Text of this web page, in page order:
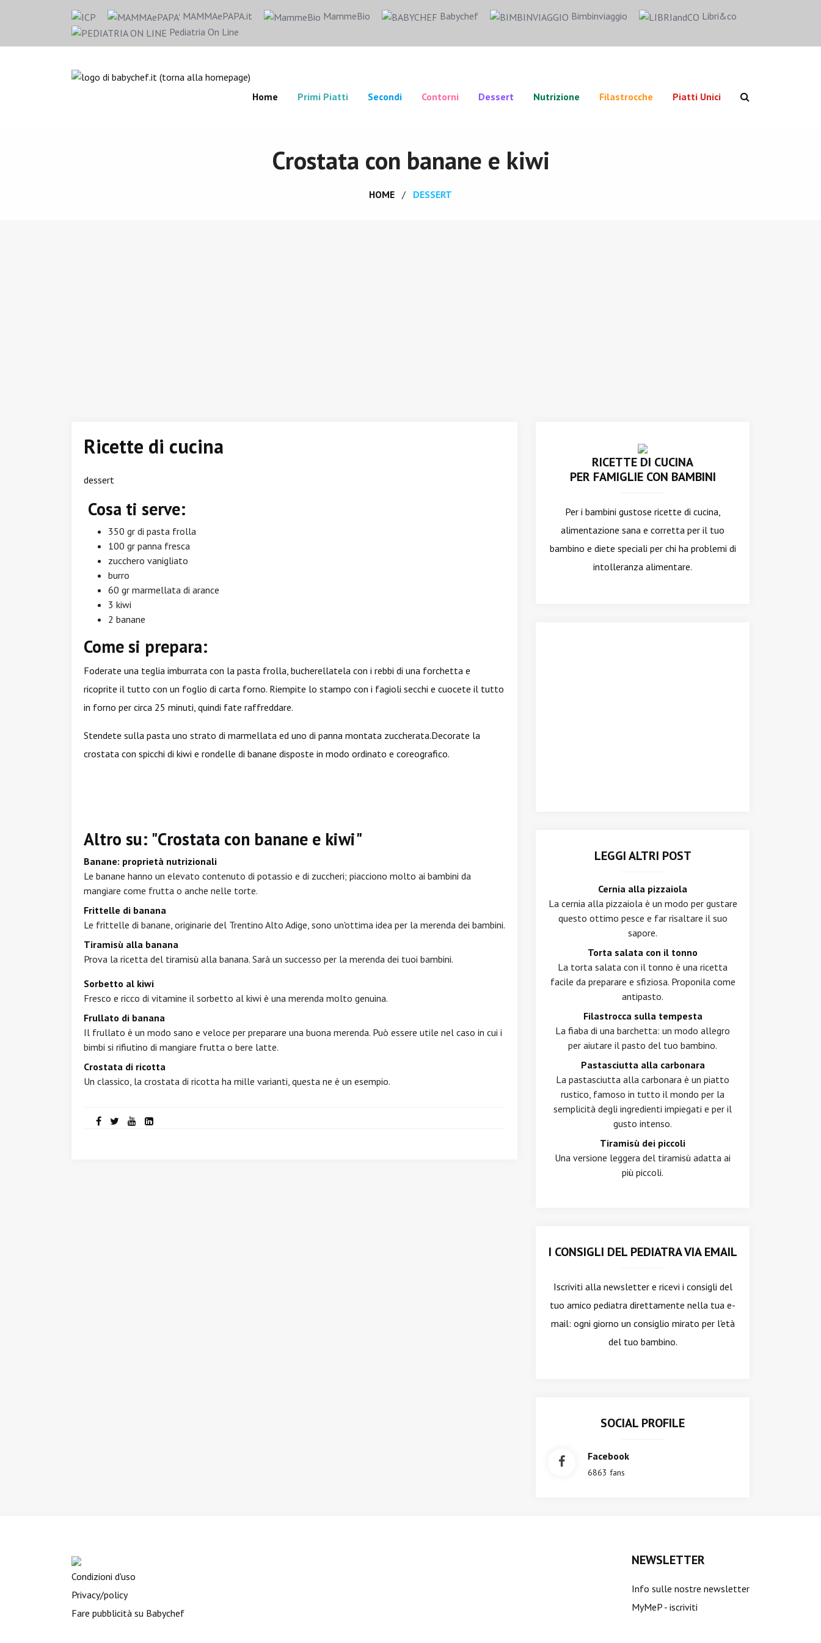
MAMMAePAPA.it MammeBio Babychef Bimbinviaggio
Libri&co
Pediatria On Line
Home Primi Piatti Secondi Contorni Dessert Nutrizione Filastrocche Piatti Unici
Crostata con banane e kiwi
HOME DESSERT
Ricette di cucina
dessert
Cosa ti serve:
350 gr di pasta frolla
100 gr panna fresca
zucchero vanigliato
burro
60 gr marmellata di arance
3 kiwi
2 banane
Come si prepara:
Foderate una teglia imburrata con la pasta frolla, bucherellatela con i rebbi di una forchetta e
ricoprite il tutto con un foglio di carta forno. Riempite lo stampo con i fagioli secchi e cuocete il tutto
in forno per circa 25 minuti, quindi fate raffreddare.
Stendete sulla pasta uno strato di marmellata ed uno di panna montata zuccherata.Decorate la
crostata con spicchi di kiwi e rondelle di banane disposte in modo ordinato e coreografico.
Altro su: "Crostata con banane e kiwi"
Banane: proprietà nutrizionali
Le banane hanno un elevato contenuto di potassio e di zuccheri; piacciono molto ai bambini da
mangiare come frutta o anche nelle torte.
Frittelle di banana
Le frittelle di banane, originarie del Trentino Alto Adige, sono un'ottima idea per la merenda dei bambini.
Tiramisù alla banana
Prova la ricetta del tiramisù alla banana. Sarà un successo per la merenda dei tuoi bambini.
Sorbetto al kiwi
Fresco e ricco di vitamine il sorbetto al kiwi è una merenda molto genuina.
Frullato di banana
Il frullato è un modo sano e veloce per preparare una buona merenda. Può essere utile nel caso in cui i
bimbi si rifiutino di mangiare frutta o bere latte.
Crostata di ricotta
Un classico, la crostata di ricotta ha mille varianti, questa ne è un esempio.
RICETTE DI CUCINA
PER FAMIGLIE CON BAMBINI
Per i bambini gustose ricette di cucina,
alimentazione sana e corretta per il tuo
bambino e diete speciali per chi ha problemi di
intolleranza alimentare.
LEGGI ALTRI POST
Cernia alla pizzaiola
La cernia alla pizzaiola è un modo per gustare
questo ottimo pesce e far risaltare il suo
sapore.
Torta salata con il tonno
La torta salata con il tonno è una ricetta
facile da preparare e sfiziosa. Proponila come
antipasto.
Filastrocca sulla tempesta
La fiaba di una barchetta: un modo allegro
per aiutare il pasto del tuo bambino.
Pastasciutta alla carbonara
La pastasciutta alla carbonara è un piatto
rustico, famoso in tutto il mondo per la
semplicità degli ingredienti impiegati e per il
gusto intenso.
Tiramisù dei piccoli
Una versione leggera del tiramisù adatta ai
più piccoli.
I CONSIGLI DEL PEDIATRA VIA EMAIL
Iscriviti alla newslettere ricevi i consigli del
tuo amico pediatra direttamente nella tua e-
mail: ogni giorno un consiglio mirato per l'età
del tuo bambino.
SOCIAL PROFILE
Facebook
6863 fans
Condizioni d'uso
Privacy/policy
Fare pubblicità su Babychef
NEWSLETTER
Info sulle nostre newsletter
MyMeP - iscriviti